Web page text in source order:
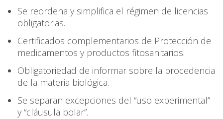
Se reordena y simplifica el régimen de licencias
obligatorias.
Certificados complementarios de Protección de
medicamentos y productos fitosanitarios.
Obligatoriedad de informar sobre la procedencia
de la materia biológica.
Se separan excepciones del “uso experimental”
y “cláusula bolar”.